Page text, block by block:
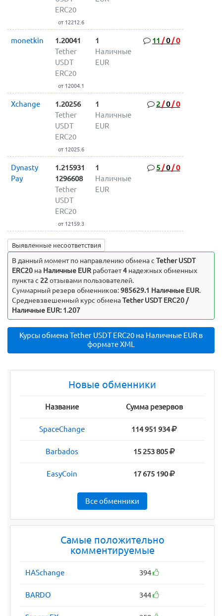
ERC20
от 12212.6
monetkin
1.20041
Tether
USDT
ERC20
от 12004.1
1
Наличные
EUR
11/0/0
Xchange
1.20256
Tether
USDT
ERC20
от 12025.6
1
Наличные
EUR
2/0/0
Dynasty
Pay
1.215931
1296608
Tether
USDT
ERC20
от 12159.3
1
Наличные
EUR
5/0/0
Выявленные несоответствия
В данный момент по направлению обмена cTether USDT
ERC20 на Наличные EURработает4надежных обменных
пункта с 22отзывами пользователей.
Суммарный резерв обменников:985629.1 Наличные EUR.
Средневзвешенный курс обменаTether USDT ERC20 /
Наличные EUR: 1.207
Курсы обмена Tether USDT ERC20 на Наличные EUR в
формате XML
Новые обменники
Название Сумма резервов
SpaceChange 114 951 934
Barbados 15 253 805
EasyCoin 17 675 190
Все обменники
Самые положительно
комментируемые
HASchange 394
BARDO 344